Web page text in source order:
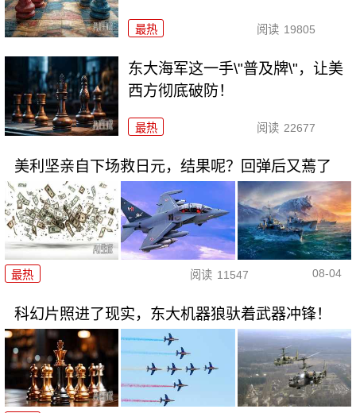
最热 阅读 19805
东大海军这一手\"普及牌\"，让美
西方彻底破防！
最热 阅读 22677
美利坚亲自下场救日元，结果呢？回弹后又蔫了
最热 阅读 11547 08-04
科幻片照进了现实，东大机器狼驮着武器冲锋！